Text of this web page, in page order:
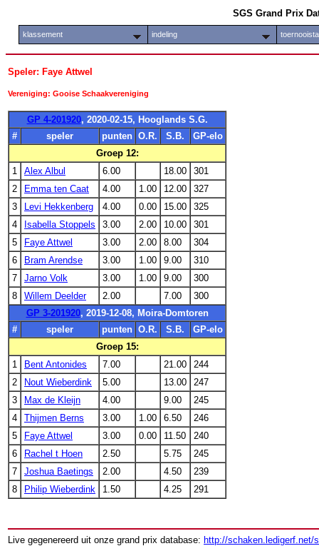
SGS Grand Prix
klassement indeling
Speler: Faye Attwel
Vereniging: Gooise Schaakvereniging
GP 4-201920, 2020-02-15, Hooglands S.G.
#
speler punten O.R. S.B.
GP-elo
Groep 12:
1
Alex Albul 6.00 18.00
301
2
Emma ten Caat 4.00 1.00 12.00
327
3
Levi Hekkenberg 4.00 0.00 15.00
325
4
Isabella Stoppels 3.00 2.00 10.00
301
5
Faye Attwel 3.00 2.00 8.00
304
6
Bram Arendse 3.00 1.00 9.00
310
7
Jarno Volk 3.00 1.00 9.00
300
8
Willem Deelder 2.00 7.00
300
GP 3-201920, 2019-12-08, Moira-Domtoren
#
speler punten O.R. S.B.
GP-elo
Groep 15:
1
Bent Antonides 7.00 21.00
244
2
Nout Wieberdink 5.00 13.00
247
3
Max de Kleijn 4.00 9.00
245
4
Thijmen Berns 3.00 1.00 6.50
246
5
Faye Attwel 3.00 0.00 11.50
240
6
Rachel t Hoen 2.50 5.75
245
7
Joshua Baetings 2.00 4.50
239
8
Philip Wieberdink 1.50 4.25 291
Live gegenereerd uit onze grand prix database: http://schaken.ledigerf.net/